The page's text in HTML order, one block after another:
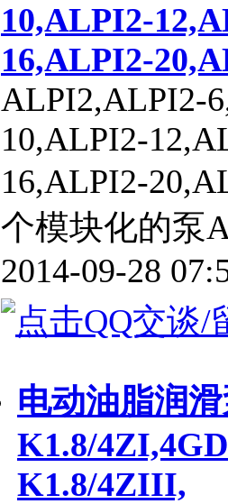
10,ALPI2-
16,ALPI2-
ALPI2,ALPI2-
10,ALPI2-
16,ALPI2-
个模块化的泵
2014-09-28
电动油脂润
K1.8/
K1.8/4ZIII,